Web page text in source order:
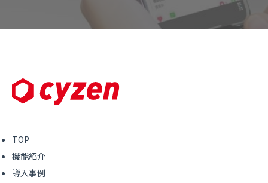
TOP
機能紹介
導入事例